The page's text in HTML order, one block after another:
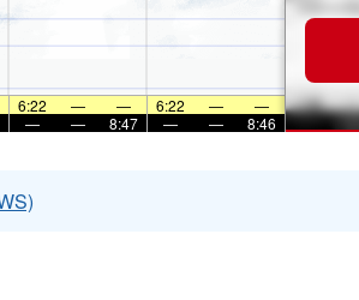
6:22 — — 6:22 —
—
— — 8:47 — — 8:46